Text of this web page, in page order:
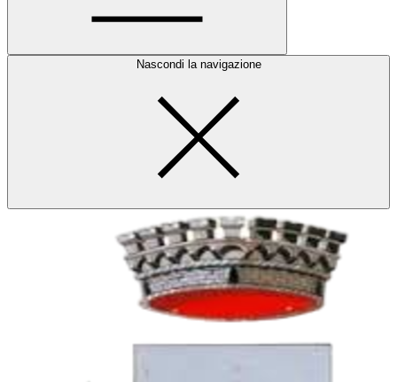
Nascondi la navigazione